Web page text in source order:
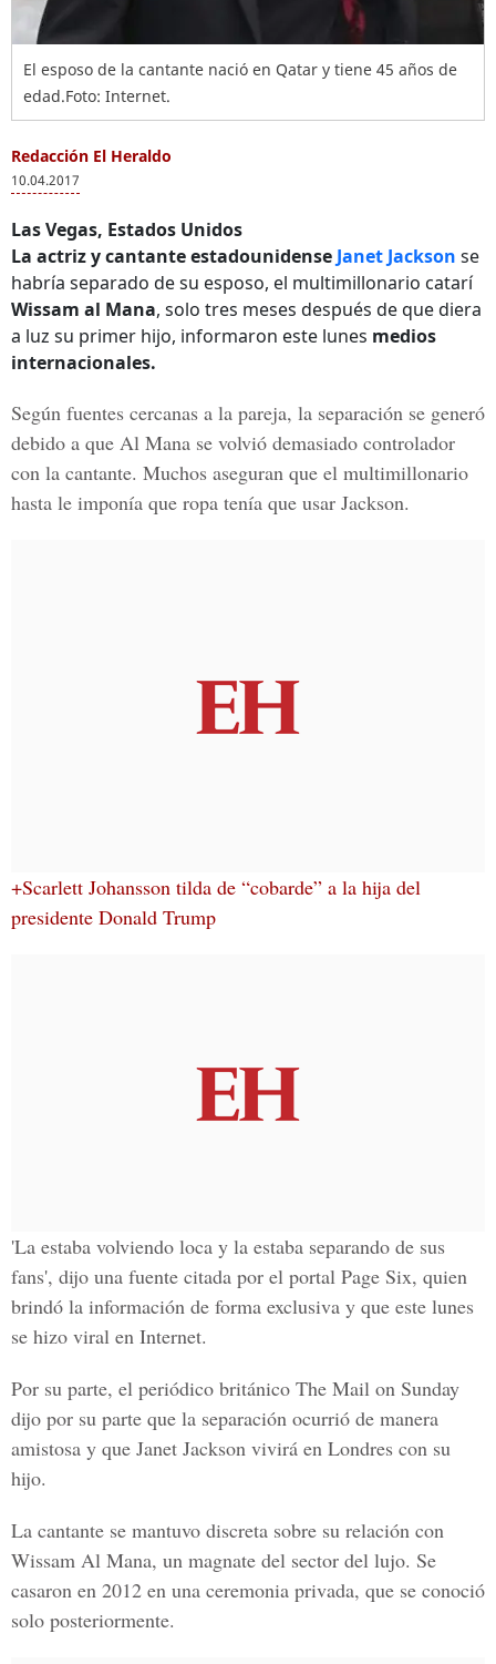
El esposo de la cantante nació en Qatar y tiene 45 años de
edad.Foto: Internet.
Redacción El Heraldo
10.04.2017
Las Vegas, Estados Unidos
La actriz y cantante estadounidense Janet Jackson se
habría separado de su esposo, el multimillonario catarí
Wissam al Mana, solo tres meses después de que diera
a luz su primer hijo, informaron este lunes medios
internacionales.
Según fuentes cercanas a la pareja, la separación se generó
debido a que Al Mana se volvió demasiado controlador
con la cantante. Muchos aseguran que el multimillonario
hasta le imponía que ropa tenía que usar Jackson.
+Scarlett Johansson tilda de “cobarde” a la hija del
presidente Donald Trump
'La estaba volviendo loca y la estaba separando de sus
fans', dijo una fuente citada por el portal Page Six, quien
brindó la información de forma exclusiva y que este lunes
se hizo viral en Internet.
Por su parte, el periódico británico The Mail on Sunday
dijo por su parte que la separación ocurrió de manera
amistosa y que Janet Jackson vivirá en Londres con su
hijo.
La cantante se mantuvo discreta sobre su relación con
Wissam Al Mana, un magnate del sector del lujo. Se
casaron en 2012 en una ceremonia privada, que se conoció
solo posteriormente.